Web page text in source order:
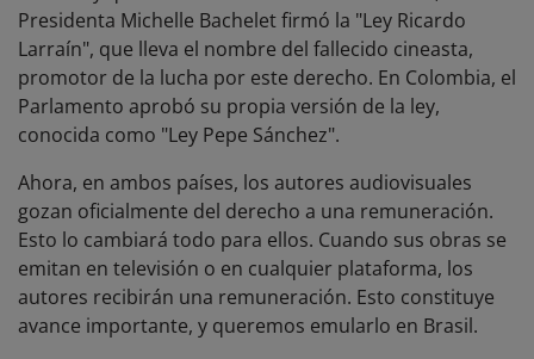
Presidenta Michelle Bachelet firmó la "Ley Ricardo
Larraín", que lleva el nombre del fallecido cineasta,
promotor de la lucha por este derecho. En Colombia, el
Parlamento aprobó su propia versión de la ley,
conocida como "Ley Pepe Sánchez".
Ahora, en ambos países, los autores audiovisuales
gozan oficialmente del derecho a una remuneración.
Esto lo cambiará todo para ellos. Cuando sus obras se
emitan en televisión o en cualquier plataforma, los
autores recibirán una remuneración. Esto constituye
avance importante, y queremos emularlo en Brasil.